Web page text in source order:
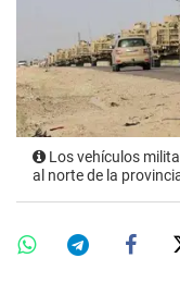
Los vehículos
al norte de la